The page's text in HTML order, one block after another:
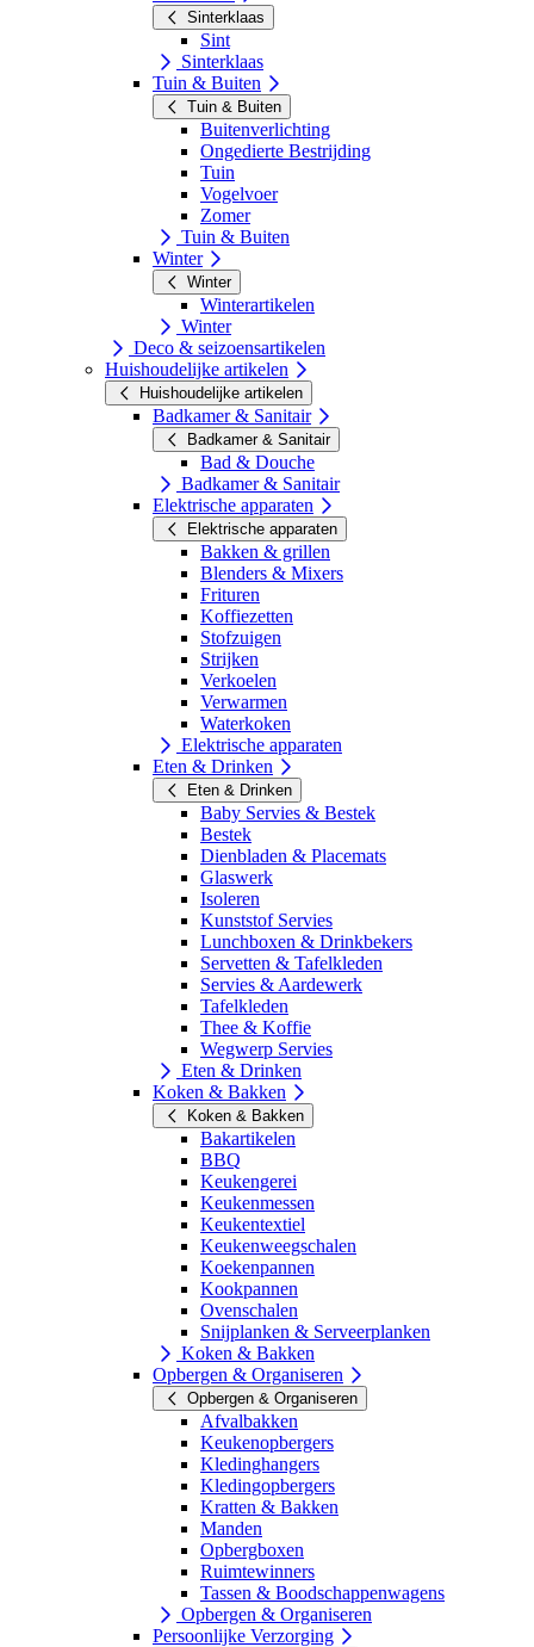
Sinterklaas
Sint
Sinterklaas
Tuin & Buiten
Tuin & Buiten
Buitenverlichting
Ongedierte Bestrijding
Tuin
Vogelvoer
Zomer
Tuin & Buiten
Winter
Winter
Winterartikelen
Winter
Deco & seizoensartikelen
Huishoudelijke artikelen
Huishoudelijke artikelen
Badkamer & Sanitair
Badkamer & Sanitair
Bad & Douche
Badkamer & Sanitair
Elektrische apparaten
Elektrische apparaten
Bakken & grillen
Blenders & Mixers
Frituren
Koffiezetten
Stofzuigen
Strijken
Verkoelen
Verwarmen
Waterkoken
Elektrische apparaten
Eten & Drinken
Eten & Drinken
Baby Servies & Bestek
Bestek
Dienbladen & Placemats
Glaswerk
Isoleren
Kunststof Servies
Lunchboxen & Drinkbekers
Servetten & Tafelkleden
Servies & Aardewerk
Tafelkleden
Thee & Koffie
Wegwerp Servies
Eten & Drinken
Koken & Bakken
Koken & Bakken
Bakartikelen
BBQ
Keukengerei
Keukenmessen
Keukentextiel
Keukenweegschalen
Koekenpannen
Kookpannen
Ovenschalen
Snijplanken & Serveerplanken
Koken & Bakken
Opbergen & Organiseren
Opbergen & Organiseren
Afvalbakken
Keukenopbergers
Kledinghangers
Kledingopbergers
Kratten & Bakken
Manden
Opbergboxen
Ruimtewinners
Tassen & Boodschappenwagens
Opbergen & Organiseren
Persoonlijke Verzorging